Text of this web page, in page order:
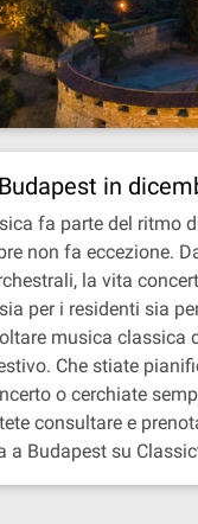
in
fa parte del ritmo
non fa eccezione.
la vita
per i residenti sia
musica classica
Che stiate
o cerchiate
consultare e
a Budapest su